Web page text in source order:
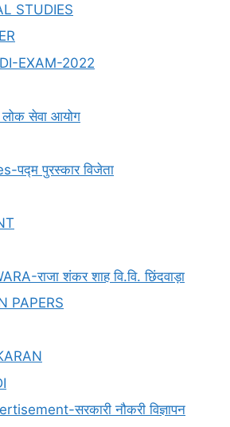
STUDIES
EXAM-2022
सेवा आयोग
पद्म पुरस्कार विजेता
राजा शंकर शाह वि.वि. छिंदवाड़ा
PAPERS
सरकारी नौकरी विज्ञापन